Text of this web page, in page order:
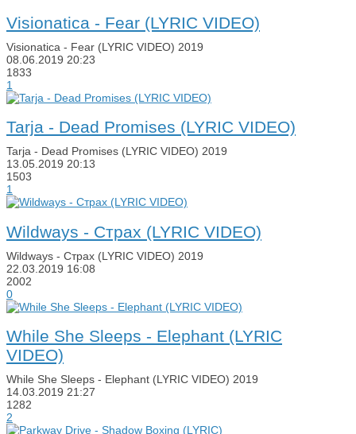
Visionatica - Fear (LYRIC VIDEO)
Visionatica - Fear (LYRIC VIDEO) 2019
08.06.2019 20:23
1833
1
Tarja - Dead Promises (LYRIC VIDEO)
Tarja - Dead Promises (LYRIC VIDEO) 2019
13.05.2019 20:13
1503
1
Wildways - Страх (LYRIC VIDEO)
Wildways - Страх (LYRIC VIDEO) 2019
22.03.2019 16:08
2002
0
While She Sleeps - Elephant (LYRIC
VIDEO)
While She Sleeps - Elephant (LYRIC VIDEO) 2019
14.03.2019 21:27
1282
2